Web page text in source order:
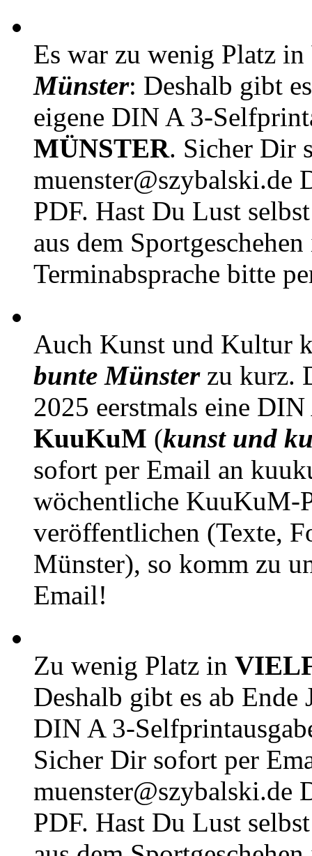
Es war zu wenig Platz in
Münster: Deshalb gibt
eigene DIN A 3-
MÜNSTER. Sicher Dir
muenster@szybalski.de
PDF. Hast Du Lust
aus dem
Terminabsprache bitte
Auch Kunst und Kultur
bunte Münsterzu kurz.
2025 eerstmals eine
KuuKuM (kunst und
sofort per Email an
wöchentliche KuuKuM-
veröffentlichen (Texte,
Münster), so komm zu
Email!
Zu wenig Platz in
Deshalb gibt es ab Ende
DIN A 3-
Sicher Dir sofort per
muenster@szybalski.de
PDF. Hast Du Lust